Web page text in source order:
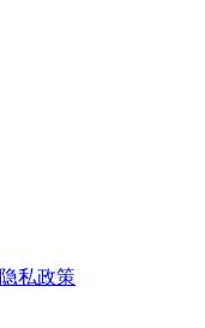
隐私政策